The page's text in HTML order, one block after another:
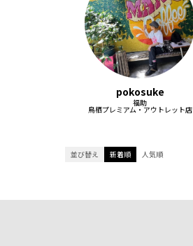
pokosuke
福助
鳥栖プレミアム・アウトレット店
並び替え 新着順 人気順